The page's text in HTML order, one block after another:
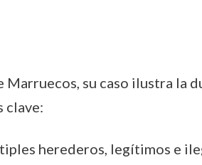
su caso ilustra la
clave:
herederos, legítimos e